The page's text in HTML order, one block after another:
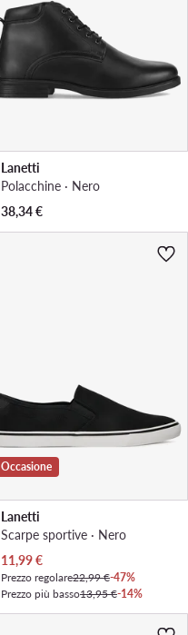
Lanetti
Polacchine · Nero
38,34€
Occasione
Lanetti
Scarpe sportive · Nero
Prezzo attuale
11,99€
Prezzo regolare22,99 €-47%
Prezzo più basso13,95 €-14%